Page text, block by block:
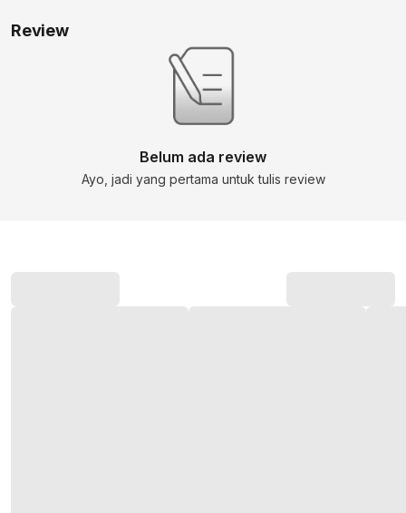
Review
Belum ada review
Ayo, jadi yang pertama untuk tulis review